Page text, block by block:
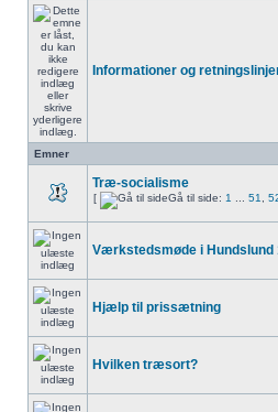
Informationer og
Emner
Træ-socialisme
[ Gå til side: 1 51
Værkstedsmøde i Hundslund
Hjælp til prissætning
Hvilken træsort?